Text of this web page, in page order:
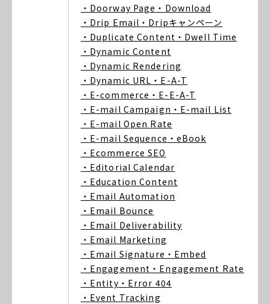
・Doorway Page ・Download
・Drip Email ・Dripキャンペーン
・Duplicate Content ・Dwell Time
・Dynamic Content
・Dynamic Rendering
・Dynamic URL ・E-A-T
・E-commerce ・E-E-A-T
・E-mail Campaign ・E-mail List
・E-mail Open Rate
・E-mail Sequence ・eBook
・Ecommerce SEO
・Editorial Calendar
・Education Content
・Email Automation
・Email Bounce
・Email Deliverability
・Email Marketing
・Email Signature ・Embed
・Engagement ・Engagement Rate
・Entity ・Error 404
・Event Tracking